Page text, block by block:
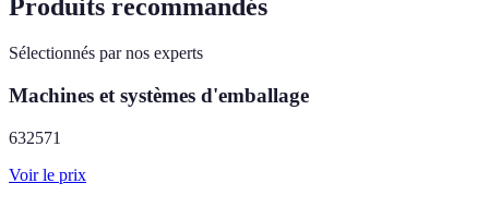
Produits recommandés
Sélectionnés par nos experts
Machines et systèmes d'emballage
632571
Voir le prix